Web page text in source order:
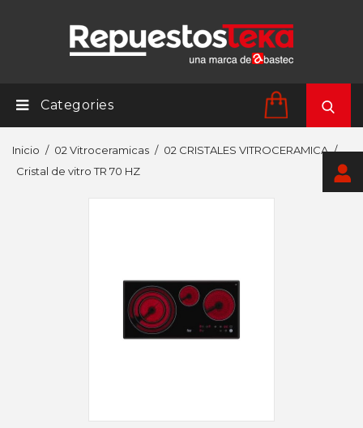
Categories
Inicio 02 Vitroceramicas
02 CRISTALES VITROCERAMICA
Cristal de vitro TR 70 HZ